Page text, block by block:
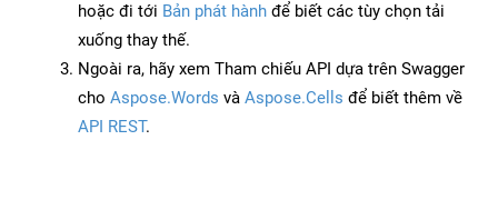
hoặc đi tới Bản phát hành để biết các tùy chọn tải
xuống thay thế.
Ngoài ra, hãy xem Tham chiếu API dựa trên Swagger
cho Aspose.Words và Aspose.Cells để biết thêm về
API REST.